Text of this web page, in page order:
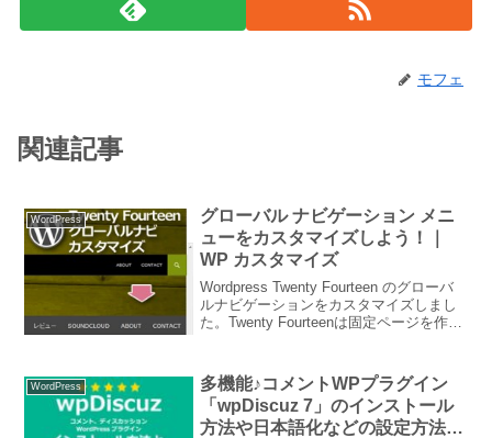
モフェ
関連記事
WordPress
グローバル ナビゲーション メニ
ューをカスタマイズしよう！｜
WP カスタマイズ
Wordpress Twenty Fourteen のグローバ
ルナビゲーションをカスタマイズしまし
た。Twenty Fourteenは固定ページを作成
加されていきます。...
WordPress
多機能♪コメントWPプラグイン
「wpDiscuz 7」のインストール
方法や日本語化などの設定方法に